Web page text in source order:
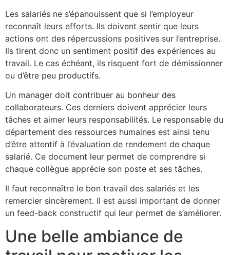
Les salariés ne s’épanouissent que si l’employeur
reconnaît leurs efforts. Ils doivent sentir que leurs
actions ont des répercussions positives sur l’entreprise.
Ils tirent donc un sentiment positif des expériences au
travail. Le cas échéant, ils risquent fort de démissionner
ou d’être peu productifs.
Un manager doit contribuer au bonheur des
collaborateurs. Ces derniers doivent apprécier leurs
tâches et aimer leurs responsabilités. Le responsable du
département des ressources humaines est ainsi tenu
d’être attentif à l’évaluation de rendement de chaque
salarié. Ce document leur permet de comprendre si
chaque collègue apprécie son poste et ses tâches.
Il faut reconnaître le bon travail des salariés et les
remercier sincèrement. Il est aussi important de donner
un feed-back constructif qui leur permet de s’améliorer.
Une belle ambiance de